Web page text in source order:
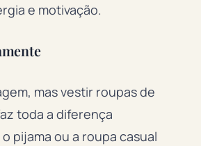
e motivação.
mas vestir roupas de
toda a diferença
pijama ou a roupa casual